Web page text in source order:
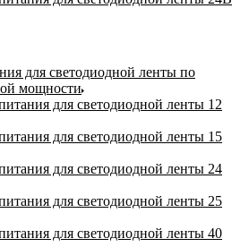
для светодиодной ленты по
мощности
для светодиодной ленты 12
для светодиодной ленты 15
для светодиодной ленты 24
для светодиодной ленты 25
для светодиодной ленты 40